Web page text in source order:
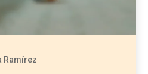
Ramírez